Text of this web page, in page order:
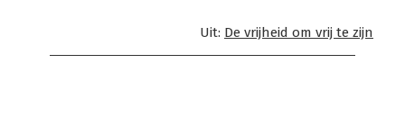
Uit: De vrijheid om vrij te zijn